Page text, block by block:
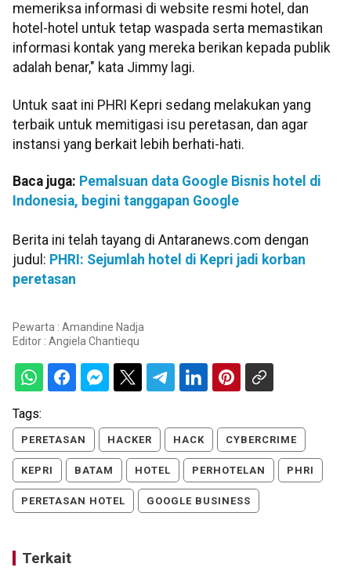
memeriksa informasi di website resmi hotel, dan
hotel-hotel untuk tetap waspada serta memastikan
informasi kontak yang mereka berikan kepada publik
adalah benar," kata Jimmy lagi.
Untuk saat ini PHRI Kepri sedang melakukan yang
terbaik untuk memitigasi isu peretasan, dan agar
instansi yang berkait lebih berhati-hati.
Baca juga: Pemalsuan data Google Bisnis hotel di
Indonesia, begini tanggapan Google
Berita ini telah tayang di Antaranews.com dengan
judul: PHRI: Sejumlah hotel di Kepri jadi korban
peretasan
Pewarta : Amandine Nadja
Editor : Angiela Chantiequ
Tags:
PERETASAN HACKER HACK CYBERCRIME
KEPRI BATAM HOTEL PERHOTELAN PHRI
PERETASAN HOTEL GOOGLE BUSINESS
Terkait